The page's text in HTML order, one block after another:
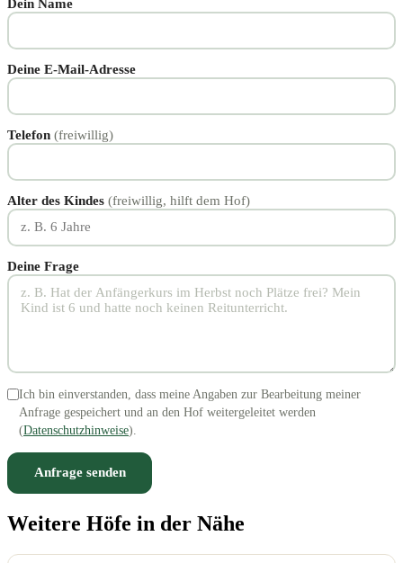
Dein Name
Deine E-Mail-Adresse
Telefon (freiwillig)
Alter des Kindes (freiwillig, hilft dem Hof)
Deine Frage
Ich bin einverstanden, dass meine Angaben zur Bearbeitung meiner
Anfrage gespeichert und an den Hof weitergeleitet werden
(Datenschutzhinweise).
Anfrage senden
Weitere Höfe in der Nähe